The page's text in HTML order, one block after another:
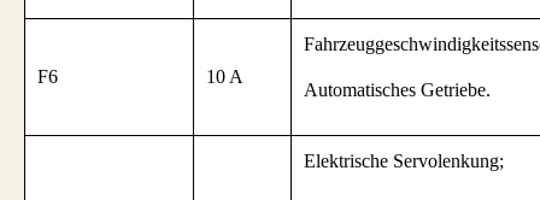
F6 10 A
Automatisches Getriebe.
Elektrische Servolenkung;